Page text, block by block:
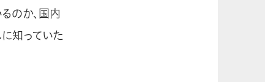
のか、国内
知っていた